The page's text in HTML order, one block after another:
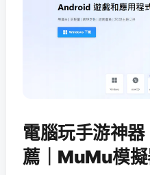
電腦玩手游神
薦｜MuMu模